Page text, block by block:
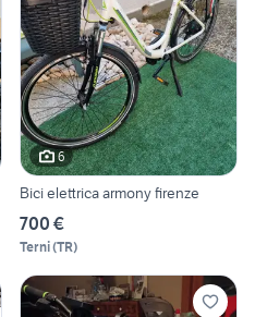
6
Bici elettrica armony firenze
700 €
Terni(TR)